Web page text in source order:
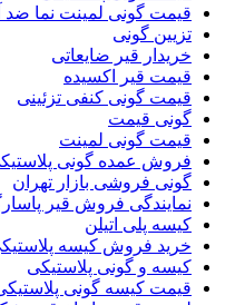
قیمت گونی لمینت نما ضد
تزیین گونی
خریدار قیر ضایعاتی
قیمت قیر اکسیده
قیمت گونی کنفی تزئینی
گونی قیمت
قیمت گونی لمینت
فروش عمده گونی
گونی فروشی بازار تهران
نمایندگی فروش قیر
کیسه پلی اتیلن
خرید فروش کیسه
کیسه و گونی پلاستیکی
قیمت کیسه گونی